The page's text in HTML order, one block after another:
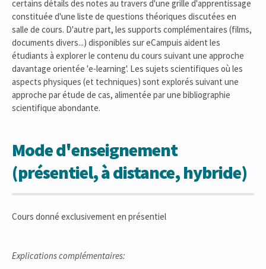
certains détails des notes au travers d'une grille d'apprentissage
constituée d'une liste de questions théoriques discutées en
salle de cours. D'autre part, les supports complémentaires (films,
documents divers...) disponibles sur eCampuis aident les
étudiants à explorer le contenu du cours suivant une approche
davantage orientée 'e-learning'. Les sujets scientifiques où les
aspects physiques (et techniques) sont explorés suivant une
approche par étude de cas, alimentée par une bibliographie
scientifique abondante.
Mode d'enseignement
(présentiel, à distance, hybride)
Cours donné exclusivement en présentiel
Explications complémentaires: